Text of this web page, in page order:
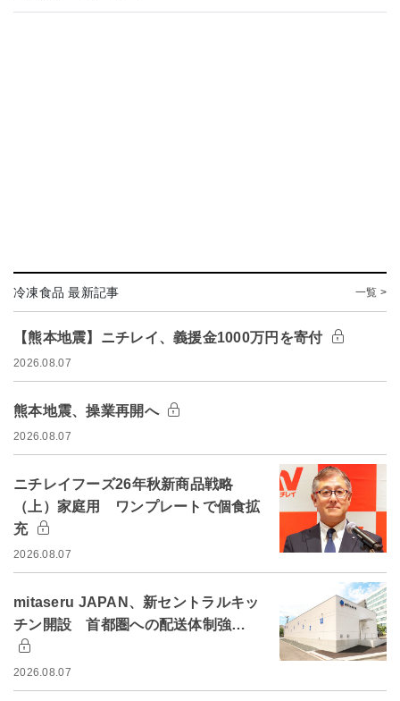
冷凍食品 最新記事 一覧 >
【熊本地震】ニチレイ、義援金1000万円を寄付
2026.08.07
熊本地震、操業再開へ
2026.08.07
ニチレイフーズ26年秋新商品戦略
（上）家庭用 ワンプレートで個食拡
充
2026.08.07
mitaseru JAPAN、新セントラルキッ
チン開設 首都圏への配送体制強…
2026.08.07